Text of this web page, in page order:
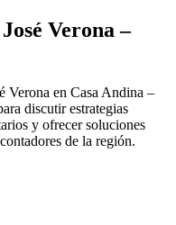
Verona –
Verona en Casa Andina –
discutir estrategias
y ofrecer soluciones
de la región.